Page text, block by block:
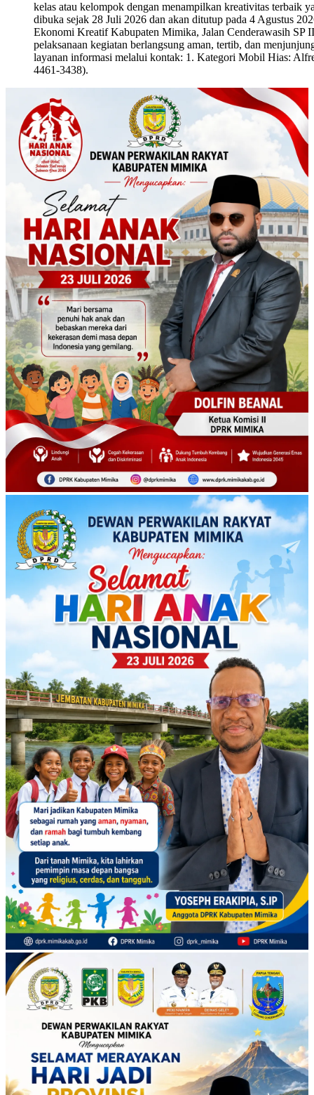
kelas atau kelompok dengan menampilkan kreativitas terbaik
dibuka sejak 28 Juli 2026 dan akan ditutup pada 4 Agustus
Ekonomi Kreatif Kabupaten Mimika, Jalan Cenderawasih SP
pelaksanaan kegiatan berlangsung aman, tertib, dan
layanan informasi melalui kontak: 1. Kategori Mobil Hias:
4461-3438).